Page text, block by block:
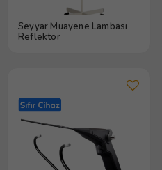
Seyyar Muayene Lambası
Reflektör